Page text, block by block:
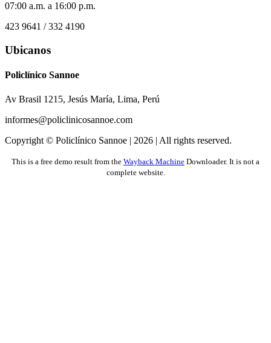
07:00 a.m. a 16:00 p.m.
423 9641 / 332 4190
Ubicanos
Policlínico Sannoe
Av Brasil 1215, Jesús María, Lima, Perú
informes@policlinicosannoe.com
Copyright © Policlínico Sannoe | 2026 | All rights reserved.
This is a free demo result from the Wayback Machine Downloader. It is not a
complete website.